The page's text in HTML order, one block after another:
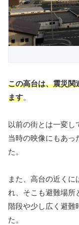
この高台は、震災関
ます。
以前の街とは一変
当時の映像にもあっ
た。
また、高台の近く
れ、そこも避難場所
階段や少し広く避難
た。